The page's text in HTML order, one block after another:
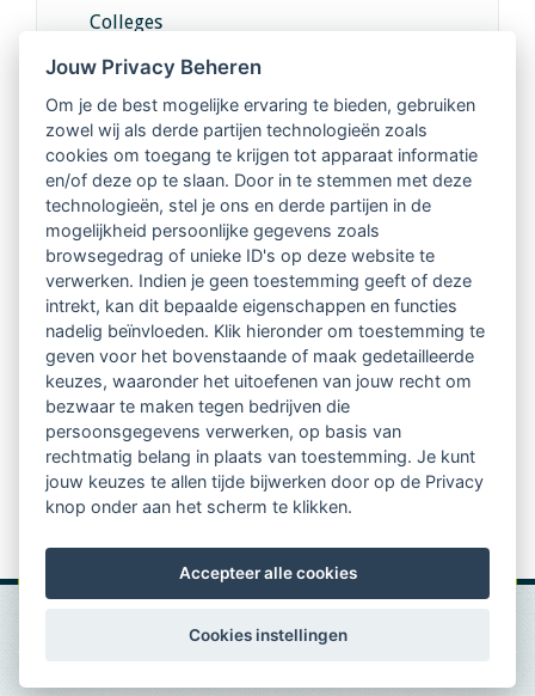
Colleges
Intervisie met geregistreerde vakgenoten
Netwerk van 2100 professionals in 14
regio's
Vindbaar voor opdrachtgevers
Tijdschrift voor
Begeleidingskunde & kennisbank
Beroepsregistratie (LVSC keurmerk)
Lid worden van LVSC
Jouw Privacy Beheren
Om je de best mogelijke ervaring te bieden, gebruiken
zowel wij als derde partijen technologieën zoals
cookies om toegang te krijgen tot apparaat informatie
en/of deze op te slaan. Door in te stemmen met deze
technologieën, stel je ons en derde partijen in de
mogelijkheid persoonlijke gegevens zoals
browsegedrag of unieke ID's op deze website te
verwerken. Indien je geen toestemming geeft of deze
intrekt, kan dit bepaalde eigenschappen en functies
nadelig beïnvloeden. Klik hieronder om toestemming te
geven voor het bovenstaande of maak gedetailleerde
keuzes, waaronder het uitoefenen van jouw recht om
bezwaar te maken tegen bedrijven die
persoonsgegevens verwerken, op basis van
rechtmatig belang in plaats van toestemming. Je kunt
jouw keuzes te allen tijde bijwerken door op de Privacy
knop onder aan het scherm te klikken.
Accepteer alle cookies
Cookies instellingen